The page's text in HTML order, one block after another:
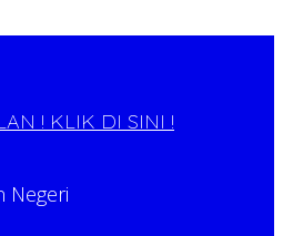
! KLIK DI SINI !
Negeri